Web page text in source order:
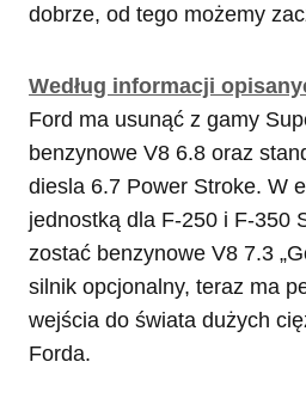
dobrze, od tego możemy
Według informacji
Ford ma usunąć z gamy
benzynowe V8 6.8 oraz
diesla 6.7 Power Stroke. W
jednostką dla F-250 i F-350
zostać benzynowe V8 7.3
silnik opcjonalny, teraz ma
wejścia do świata dużych
Forda.